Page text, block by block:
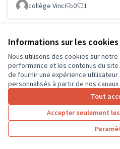
Informations sur les
Nous utilisons des cookies sur
performance et les contenus du
de fournir une expérience utilisateur
personnalisés à partir de nos
Tout
Accepter seulement
collège Vinci
0 1